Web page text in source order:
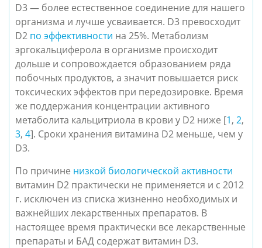
D3 — более естественное соединение для нашего
организма и лучше усваивается. D3 превосходит
D2 по эффективности на 25%. Метаболизм
эргокальциферола в организме происходит
дольше и сопровождается образованием ряда
побочных продуктов, а значит повышается риск
токсических эффектов при передозировке. Время
же поддержания концентрации активного
метаболита кальцитриола в крови у D2 ниже [1, 2,
3, 4]. Сроки хранения витамина D2 меньше, чем у
D3.
По причине низкой биологической активности
витамин D2 практически не применяется и с 2012
г. исключен из списка жизненно необходимых и
важнейших лекарственных препаратов. В
настоящее время практически все лекарственные
препараты и БАД содержат витамин D3.